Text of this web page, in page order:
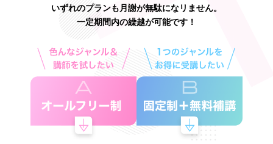
いずれのプランも月謝が無駄になリません。
一定期間内の繰越が可能です！